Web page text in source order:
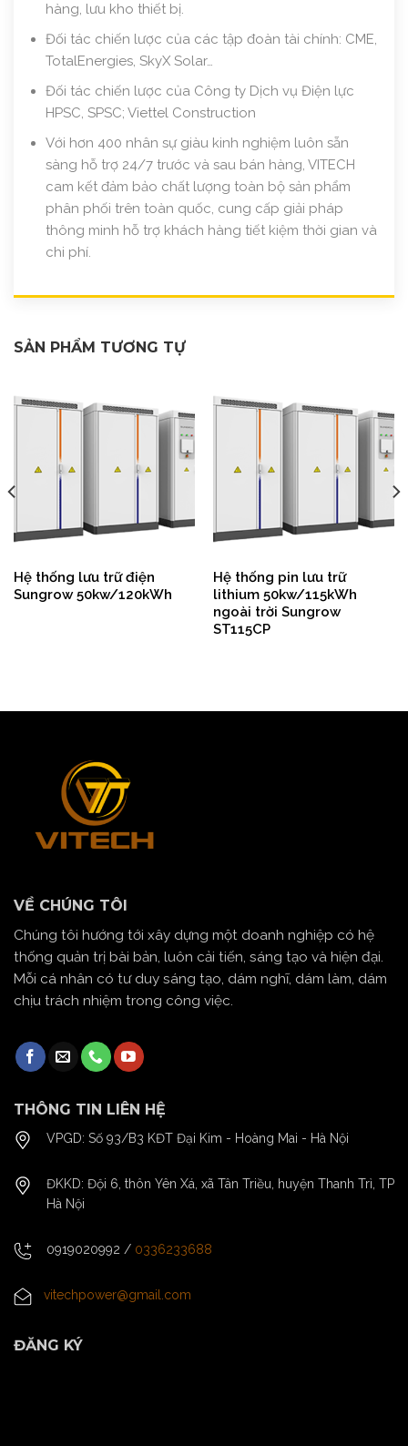
hàng, lưu kho thiết bị.
Đối tác chiến lược của các tập đoàn tài chính: CME,
TotalEnergies, SkyX Solar…
Đối tác chiến lược của Công ty Dịch vụ Điện lực
HPSC, SPSC; Viettel Construction
Với hơn 400 nhân sự giàu kinh nghiệm luôn sẵn
sàng hỗ trợ 24/7 trước và sau bán hàng, VITECH
cam kết đảm bảo chất lượng toàn bộ sản phẩm
phân phối trên toàn quốc, cung cấp giải pháp
thông minh hỗ trợ khách hàng tiết kiệm thời gian và
chi phí.
SẢN PHẨM TƯƠNG TỰ
Hệ thống lưu trữ điện
Sungrow 50kw/120kWh
Hệ thống pin lưu trữ
lithium 50kw/115kWh
ngoài trời Sungrow
ST115CP
VỀ CHÚNG TÔI
Chúng tôi hướng tới xây dựng một doanh nghiệp có hệ
thống quản trị bài bản, luôn cải tiến, sáng tạo và hiện đại.
Mỗi cá nhân có tư duy sáng tạo, dám nghĩ, dám làm, dám
chịu trách nhiệm trong công việc.
THÔNG TIN LIÊN HỆ
VPGD: Số 93/B3 KĐT Đại Kim - Hoàng Mai - Hà Nội
ĐKKD: Đội 6, thôn Yên Xá, xã Tân Triều, huyện Thanh Trì, TP
Hà Nội
0919020992 / 0336233688
vitechpower@gmail.com
ĐĂNG KÝ